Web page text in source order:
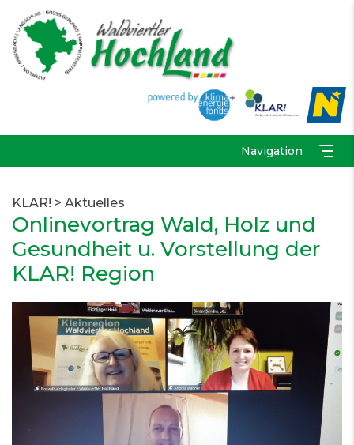
Navigation
KLAR! > Aktuelles
Onlinevortrag Wald, Holz und
Gesundheit u. Vorstellung der
KLAR! Region